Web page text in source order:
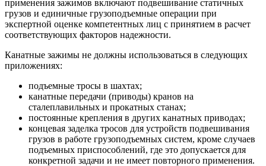
применения зажимов включают подвешивание статичных
грузов и единичные грузоподъемные операции при
экспертной оценке компетентных лиц с принятием в расчет
соответствующих факторов надежности.
Канатные зажимы не должны использоваться в следующих
приложениях:
подъемные тросы в шахтах;
канатные передачи (приводы) кранов на
сталеплавильных и прокатных станах;
постоянные крепления в других канатных приводах;
концевая заделка тросов для устройств подвешивания
грузов в работе грузоподъемных систем, кроме случаев
подъемных приспособлений, где это допускается для
конкретной задачи и не имеет повторного применения.